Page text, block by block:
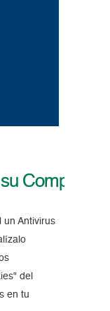
un Antivirus
del
en tu